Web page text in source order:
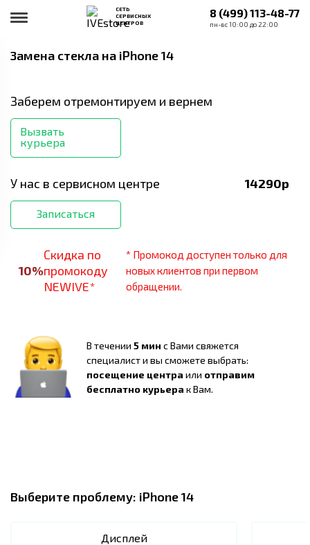
СЕТЬ
СЕРВИСНЫХ
ЦЕНТРОВ
8 (499) 113-48-77
пн-вс 10:00 до 22:00
Замена стекла на iPhone 14
Заберем отремонтируем и вернем
Вызвать
курьера
У нас в сервисном центре 14290р
Записаться
10%
Скидка по
промокоду
NEWIVE*
* Промокод доступен только для
новых клиентов при первом
обращении.
В течении 5 мин с Вами свяжется
специалист и вы сможете выбрать:
посещение центра или отправим
бесплатно курьера к Вам.
Выберите проблему: iPhone 14
Дисплей